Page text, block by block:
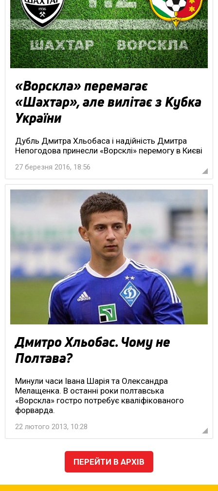
«Ворскла» перемагає
«Шахтар», але вилітає з Кубка
України
Дубль Дмитра Хльобаса і надійність Дмитра
Непогодова принесли «Ворсклі» перемогу в Києві
27 березня 2016, 18:56
Дмитро Хльобас. Чому не
Полтава?
Минули часи Івана Шарія та Олександра
Мелащенка. В останні роки полтавська
«Ворскла» гостро потребує кваліфікованого
форварда.
22 лютого 2013, 10:28
ПЕРЕЙТИ В АРХІВ